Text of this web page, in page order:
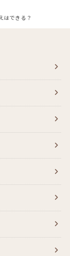
はできる？